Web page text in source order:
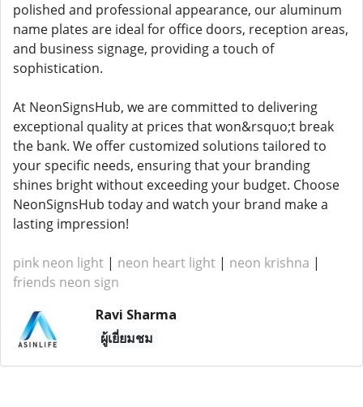
polished and professional appearance, our aluminum
name plates are ideal for office doors, reception areas,
and business signage, providing a touch of
sophistication.
At NeonSignsHub, we are committed to delivering
exceptional quality at prices that won&rsquo;t break
the bank. We offer customized solutions tailored to
your specific needs, ensuring that your branding
shines bright without exceeding your budget. Choose
NeonSignsHub today and watch your brand make a
lasting impression!
pink neon light | neon heart light | neon krishna |
friends neon sign
Ravi Sharma
ผู้เยี่ยมชม